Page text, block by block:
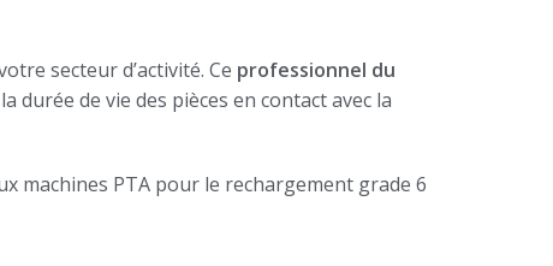
secteur d’activité. Ce professionnel du
durée de vie des pièces en contact avec la
machines PTA pour le rechargement grade 6